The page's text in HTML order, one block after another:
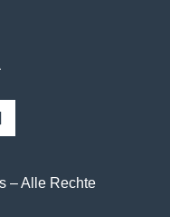
– Alle Rechte